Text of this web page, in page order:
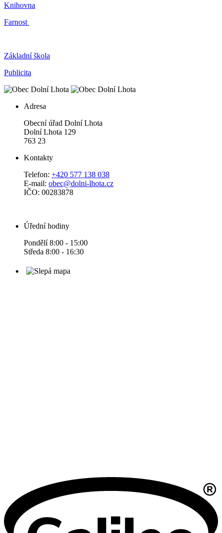
Knihovna
Farnost
Základní škola
Publicita
Adresa
Obecní úřad Dolní Lhota
Dolní Lhota 129
763 23
Kontakty
Telefon: +420 577 138 038
E-mail: obec@dolni-lhota.cz
IČO: 00283878
Úřední hodiny
Pondělí 8:00 - 15:00
Středa 8:00 - 16:30